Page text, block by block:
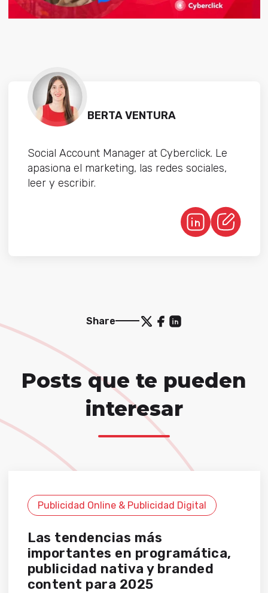
BERTA VENTURA
Social Account Manager at Cyberclick. Le
apasiona el marketing, las redes sociales,
leer y escribir.
Share
Posts que te pueden
interesar
Publicidad Online & Publicidad Digital
Las tendencias más
importantes en programática,
publicidad nativa y branded
content para 2025